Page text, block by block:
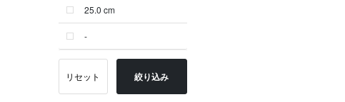
OTHERS
25.0 cm
-
リセット 絞り込み